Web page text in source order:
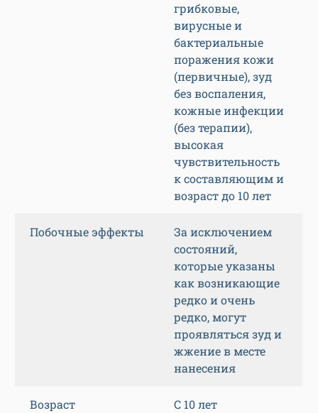
грибковые,
вирусные и
бактериальные
поражения кожи
(первичные), зуд
без воспаления,
кожные инфекции
(без терапии),
высокая
чувствительность
к составляющим и
возраст до 10 лет
Побочные эффекты
За исключением
состояний,
которые указаны
как возникающие
редко и очень
редко, могут
проявляться зуд и
жжение в месте
нанесения
Возраст С 10 лет